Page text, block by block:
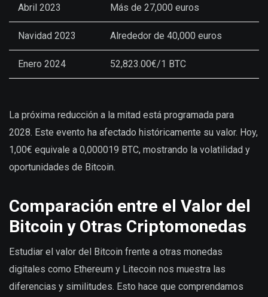
Abril 2023 Más de 27,000 euros
Navidad 2023 Alrededor de 40,000 euros
Enero 2024 52,823.00€/1 BTC
La próxima reducción a la mitad está programada para
2028. Este evento ha afectado históricamente su valor. Hoy,
1,00€ equivale a 0,000019 BTC, mostrando la volatilidad y
oportunidades de Bitcoin.
Comparación entre el Valor del
Bitcoin y Otras Criptomonedas
Estudiar el valor del Bitcoin frente a otras monedas
digitales como Ethereum y Litecoin nos muestra las
diferencias y similitudes. Esto hace que comprendamos